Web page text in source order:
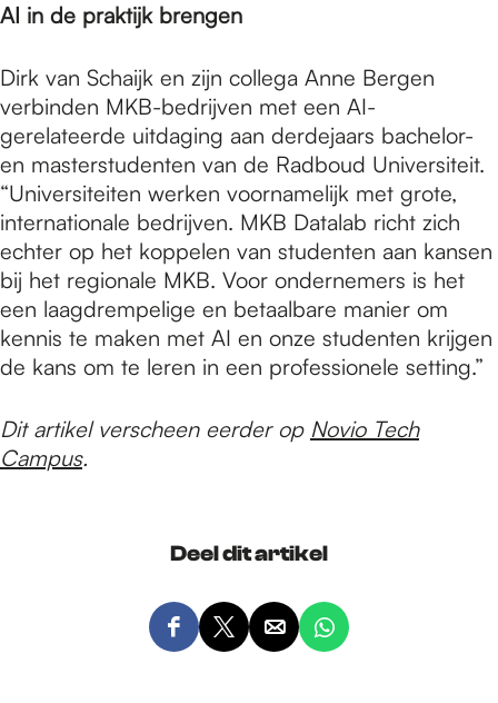
AI in de praktijk brengen
Dirk van Schaijk en zijn collega Anne Bergen
verbinden MKB-bedrijven met een AI-
gerelateerde uitdaging aan derdejaars bachelor-
en masterstudenten van de Radboud Universiteit.
“Universiteiten werken voornamelijk met grote,
internationale bedrijven. MKB Datalab richt zich
echter op het koppelen van studenten aan kansen
bij het regionale MKB. Voor ondernemers is het
een laagdrempelige en betaalbare manier om
kennis te maken met AI en onze studenten krijgen
de kans om te leren in een professionele setting.”
Dit artikel verscheen eerder op Novio Tech
Campus.
Deel dit artikel
D
D
D
D